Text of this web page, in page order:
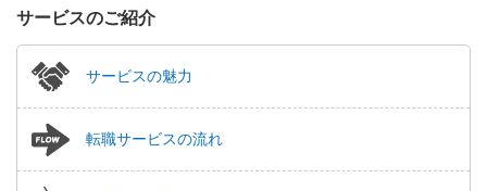
サービスのご紹介
サービスの魅力
転職サービスの流れ